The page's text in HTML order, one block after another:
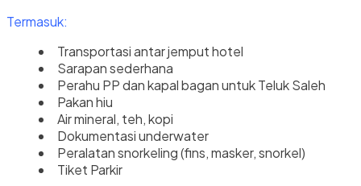
Termasuk:
Transportasi antar jemput hotel
Sarapan sederhana
Perahu PP dan kapal bagan untuk Teluk Saleh
Pakan hiu
Air mineral, teh, kopi
Dokumentasi underwater
Peralatan snorkeling (fins, masker, snorkel)
Tiket Parkir